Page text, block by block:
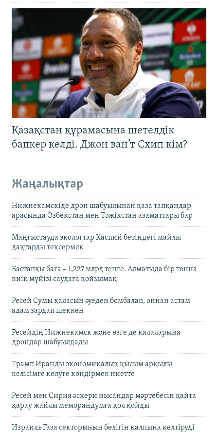
Қазақстан құрамасына шетелдік
бапкер келді. Джон ван’т Схип кім?
Жаңалықтар
Нижнекамскіде дрон шабуылынан қаза тапқандар
арасында Өзбекстан мен Тәжікстан азаматтары бар
Маңғыстауда экологтар Каспий бетіндегі майлы
дақтарды тексермек
Бастапқы баға – 1,227 млрд теңге. Алматыда бір тонна
киік мүйізі саудаға қойылмақ
Ресей Сумы қаласын әуеден бомбалап, оннан астам
адам зардап шеккен
Ресейдің Нижнекамск және өзге де қалаларына
дрондар шабуылдады
Трамп Иранды экономикалық қысым арқылы
келісімге келуге көндірмек ниетте
Ресей мен Сирия әскери нысандар мәртебесін қайта
қарау жайлы меморандумға қол қойды
Израиль Газа секторының бөлігін қалпына келтіруді